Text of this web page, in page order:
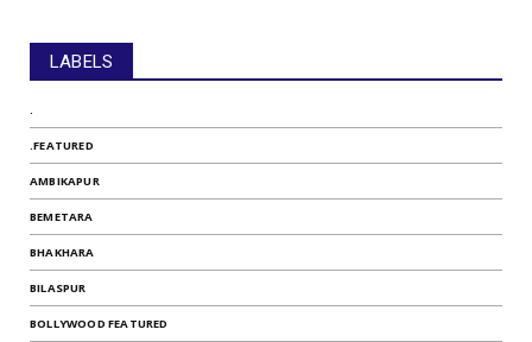
LABELS
.
.FEATURED
AMBIKAPUR
BEMETARA
BHAKHARA
BILASPUR
BOLLYWOOD FEATURED